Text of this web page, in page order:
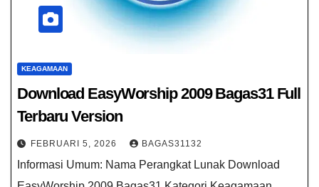
KEAGAMAAN
Download EasyWorship 2009 Bagas31 Full
Terbaru Version
FEBRUARI 5, 2026 BAGAS31132
Informasi Umum: Nama Perangkat Lunak Download